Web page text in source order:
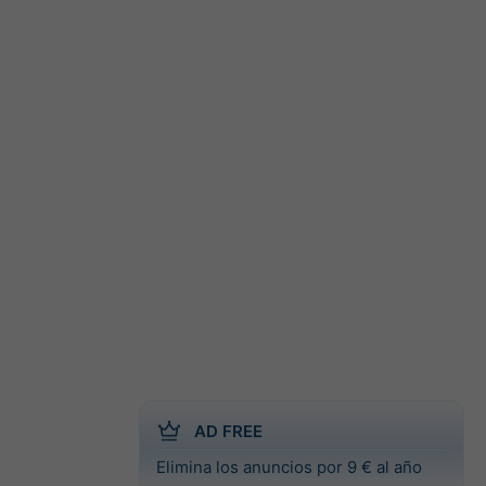
AD FREE
Elimina los anuncios por 9 € al año